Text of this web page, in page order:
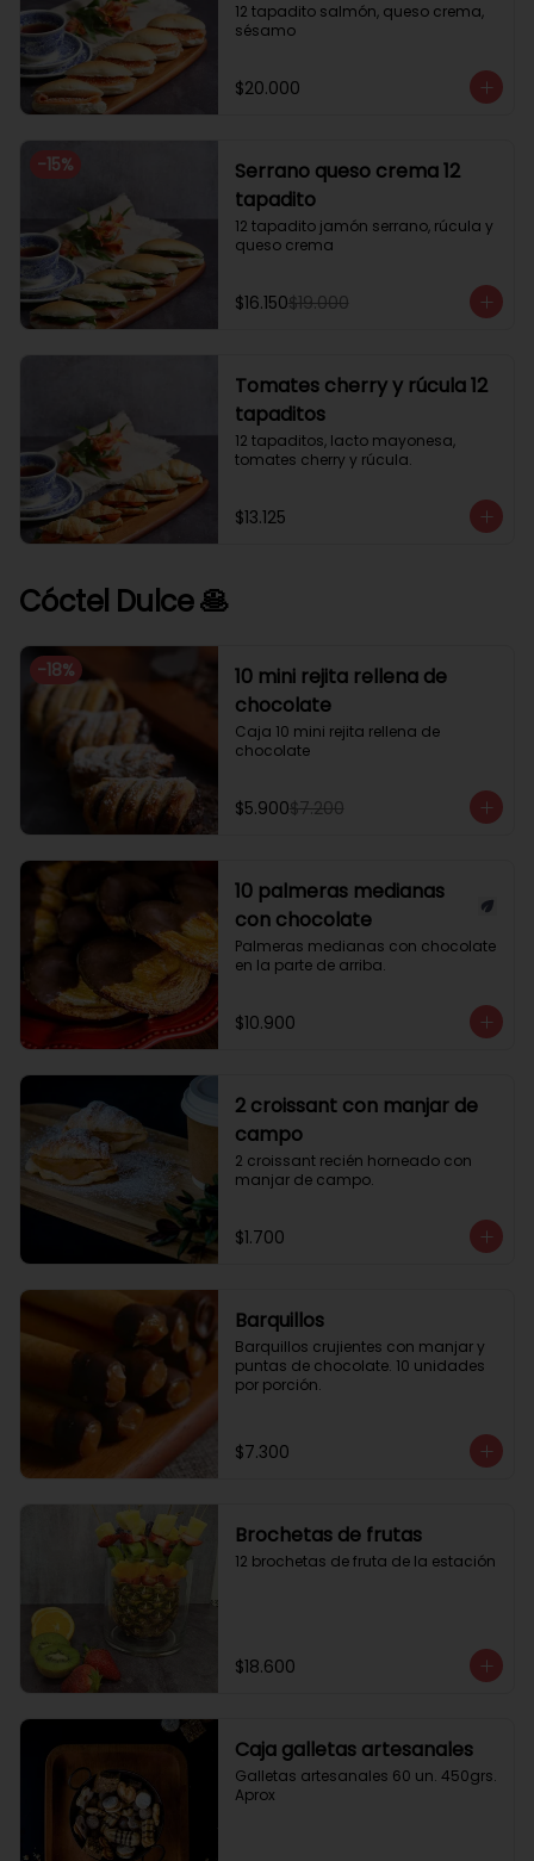
12 tapadito salmón, queso crema,
sésamo
$20.000
-15%
Serrano queso crema 12
tapadito
12 tapadito jamón serrano, rúcula y
queso crema
$16.150$19.000
Tomates cherry y rúcula 12
tapaditos
12 tapaditos, lacto mayonesa,
tomates cherry y rúcula.
$13.125
Cóctel Dulce 🥞
-18%
10 mini rejita rellena de
chocolate
Caja 10 mini rejita rellena de
chocolate
$5.900$7.200
10 palmeras medianas
con chocolate
Palmeras medianas con chocolate
en la parte de arriba.
$10.900
2 croissant con manjar de
campo
2 croissant recién horneado con
manjar de campo.
$1.700
Barquillos
Barquillos crujientes con manjar y
puntas de chocolate. 10 unidades
por porción.
$7.300
Brochetas de frutas
12 brochetas de fruta de la estación
$18.600
Caja galletas artesanales
Galletas artesanales 60 un. 450grs.
Aprox